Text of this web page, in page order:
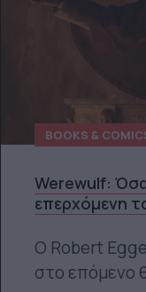
BOOKS &
Werewulf:
επερχόμενη
Ο Robert
στο επόμενο